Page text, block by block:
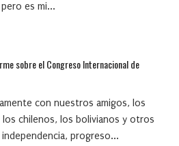
es mi...
sobre el Congreso Internacional de
con nuestros amigos, los
chilenos, los bolivianos y otros
progreso...